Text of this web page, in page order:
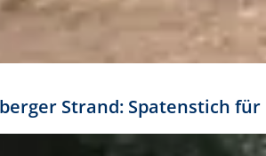
Strand: Spatenstich